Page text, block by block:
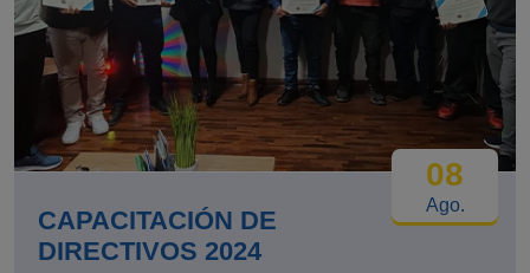
08
Ago.
CAPACITACIÓN DE
DIRECTIVOS 2024